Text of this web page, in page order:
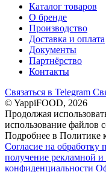
Каталог товаров
О бренде
Производство
Доставка и оплата
Документы
Партнёрство
Контакты
Связаться в Telegram
© YappiFOOD, 2026
Продолжая
использование файлов
Подробнее в Политике
Согласие на обработку
получение рекламной
конфиденциальности